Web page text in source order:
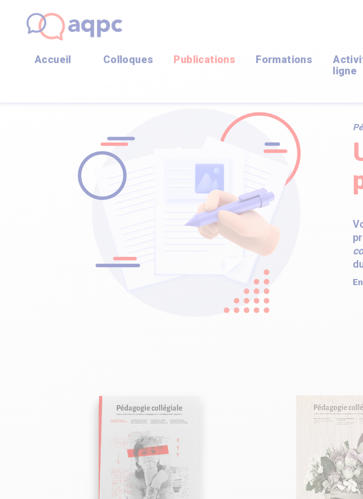
Accueil Colloques Publications Formations
ligne